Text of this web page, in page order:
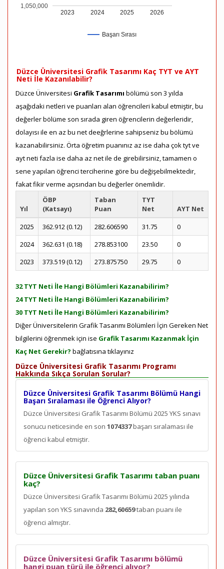
Başarı Sırası
2023 2024 2025 2026
1,050,000
Düzce Üniversitesi Grafik Tasarımı Kaç TYT ve AYT
Neti İle Kazanılabilir?
Düzce Üniversitesi Grafik Tasarımı bölümü son 3 yılda
aşağıdaki netleri ve puanları alan öğrencileri kabul etmiştir, bu
değerler bölüme son sırada giren öğrencilerin değerleridir,
dolayısı ile en az bu net deeğrlerine sahipseniz bu bölümü
kazanabilirsiniz. Örta öğretim puanınız az ise daha çok tyt ve
ayt neti fazla ise daha az net ile de girebilirsiniz, tamamen o
sene yapılan öğrenci terciherine göre bu değişebilmektedir,
fakat fikir verme açısından bu değerler önemlidir.
Yıl
ÖBP
(Katsayı)
Taban
Puan
TYT
Net
AYT Net
2025
362.912 (0.12) 282.606590 31.75
0
2024
362.631 (0.18) 278.853100 23.50
0
2023
373.519 (0.12) 273.875750 29.75 0
32 TYT Neti İle Hangi Bölümleri Kazanabilirim?
24 TYT Neti İle Hangi Bölümleri Kazanabilirim?
30 TYT Neti İle Hangi Bölümleri Kazanabilirim?
Diğer Üniversitelerin Grafik Tasarımı Bölümleri İçin Gereken Net
bilgilerini öğrenmek için ise Grafik Tasarımı Kazanmak İçin
Kaç Net Gerekir? bağlatısına tıklayınız
Düzce Üniversitesi Grafik Tasarımı Programı
Hakkında Sıkça Sorulan Sorular?
Düzce Üniversitesi Grafik Tasarımı Bölümü Hangi
Başarı Sıralaması ile Öğrenci Alıyor?
Düzce Üniversitesi Grafik Tasarımı Bölümü 2025 YKS sınavı
sonucu neticesinde en son 1074337başarı sıralaması ile
öğrenci kabul etmiştir.
Düzce Üniversitesi Grafik Tasarımı taban puanı
kaç?
Düzce Üniversitesi Grafik Tasarımı Bölümü 2025 yılında
yapılan son YKS sınavında 282,60659taban puanı ile
öğrenci almıştır.
Düzce Üniversitesi Grafik Tasarımı bölümü
hangi puan türü ile öğrenci alıyor?